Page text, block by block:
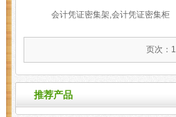
会计凭证密集架,会计凭证密集柜
页次：
推荐产品